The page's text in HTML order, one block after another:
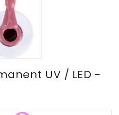
UV / LED -